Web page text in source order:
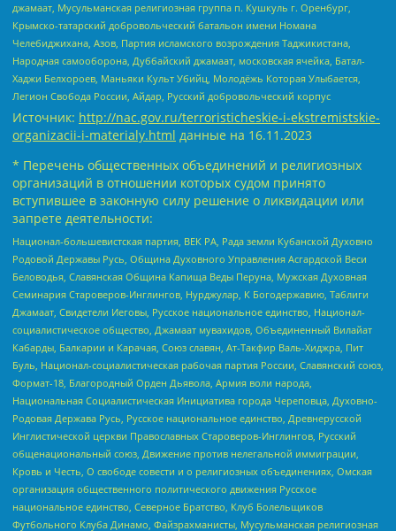
джамаат, Мусульманская религиозная группа п. Кушкуль г. Оренбург,
Крымско-татарский добровольческий батальон имени Номана
Челебиджихана, Азов, Партия исламского возрождения Таджикистана,
Народная самооборона, Дуббайский джамаат, московская ячейка, Батал-
Хаджи Белхороев, Маньяки Культ Убийц, Молодёжь Которая Улыбается,
Легион Свобода России, Айдар, Русский добровольческий корпус
Источник: http://nac.gov.ru/terroristicheskie-i-ekstremistskie-
organizacii-i-materialy.html данные на 16.11.2023
* Перечень общественных объединений и религиозных
организаций в отношении которых судом принято
вступившее в законную силу решение о ликвидации или
запрете деятельности:
Национал-большевистская партия, ВЕК РА, Рада земли Кубанской Духовно
Родовой Державы Русь, Община Духовного Управления Асгардской Веси
Беловодья, Славянская Община Капища Веды Перуна, Мужская Духовная
Семинария Староверов-Инглингов, Нурджулар, К Богодержавию, Таблиги
Джамаат, Свидетели Иеговы, Русское национальное единство, Национал-
социалистическое общество, Джамаат мувахидов, Объединенный Вилайат
Кабарды, Балкарии и Карачая, Союз славян, Ат-Такфир Валь-Хиджра, Пит
Буль, Национал-социалистическая рабочая партия России, Славянский союз,
Формат-18, Благородный Орден Дьявола, Армия воли народа,
Национальная Социалистическая Инициатива города Череповца, Духовно-
Родовая Держава Русь, Русское национальное единство, Древнерусской
Инглистической церкви Православных Староверов-Инглингов, Русский
общенациональный союз, Движение против нелегальной иммиграции,
Кровь и Честь, О свободе совести и о религиозных объединениях, Омская
организация общественного политического движения Русское
национальное единство, Северное Братство, Клуб Болельщиков
Футбольного Клуба Динамо, Файзрахманисты, Мусульманская религиозная